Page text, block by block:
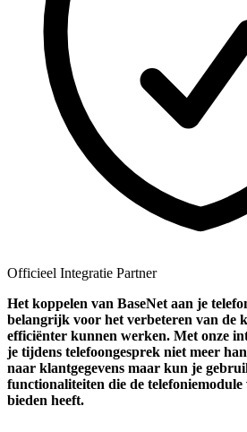
Officieel Integratie Partner
Het koppelen van BaseNet aan je
belangrijk voor het verbeteren van de
efficiënter kunnen werken. Met onze
je tijdens telefoongesprek niet meer
naar klantgegevens maar kun je
functionaliteiten die de telefoniemodule
bieden heeft.